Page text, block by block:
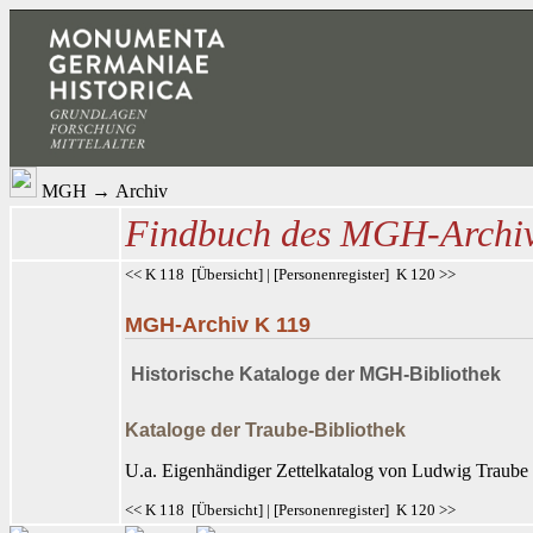
MGH → Archiv
Findbuch des MGH-
<< K 118 [Übersicht] | [Personenregister] K 120 >>
MGH-Archiv K 119
Historische Kataloge der MGH-Bibliothek
Kataloge der Traube-Bibliothek
U.a. Eigenhändiger Zettelkatalog von Ludwig Traube
<< K 118 [Übersicht] | [Personenregister] K 120 >>